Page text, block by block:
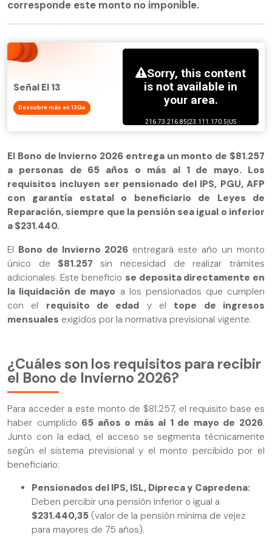
corresponde este monto no imponible.
Señal El 13
Descubre más en 13Go
El Bono de Invierno 2026 entrega un monto de $81.257
a personas de 65 años o más al 1 de mayo. Los
requisitos incluyen ser pensionado del IPS, PGU, AFP
con garantía estatal o beneficiario de Leyes de
Reparación, siempre que la pensión sea igual o inferior
a $231.440.
El Bono de Invierno 2026 entregará este año un monto
único de $81.257sin necesidad de realizar trámites
adicionales. Este beneficio se deposita directamente en
la liquidación de mayo a los pensionados que cumplen
con el requisito de edad y el tope de ingresos
mensuales exigidos por la normativa previsional vigente.
¿Cuáles son los requisitos para recibir
el Bono de Invierno 2026?
Para acceder a este monto de $81.257, el requisito base es
haber cumplido 65 años o más al 1 de mayo de 2026.
Junto con la edad, el acceso se segmenta técnicamente
según el sistema previsional y el monto percibido por el
beneficiario:
Pensionados del IPS, ISL, Dipreca y Capredena:
Deben percibir una pensión inferior o igual a
$231.440,35 (valor de la pensión mínima de vejez
para mayores de 75 años).